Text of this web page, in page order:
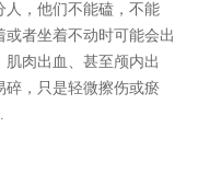
人，他们不能磕，不能
者坐着不动时可能会出
肌肉出血、甚至颅内出
碎，只是轻微擦伤或瘀